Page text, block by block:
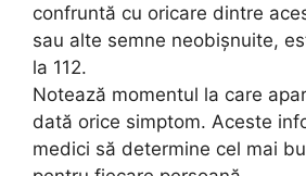
confruntă cu oricare dintre
sau alte semne neobișnuite,
la 112.
Notează momentul la care
dată orice simptom. Aceste
medici să determine cel mai